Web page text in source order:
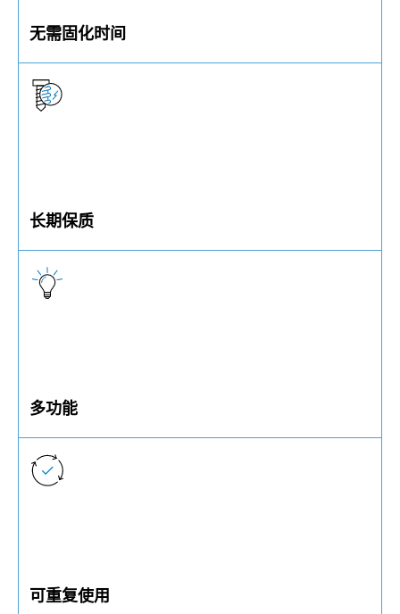
无需固化时间
长期保质
多功能
有金属。
可重复使用